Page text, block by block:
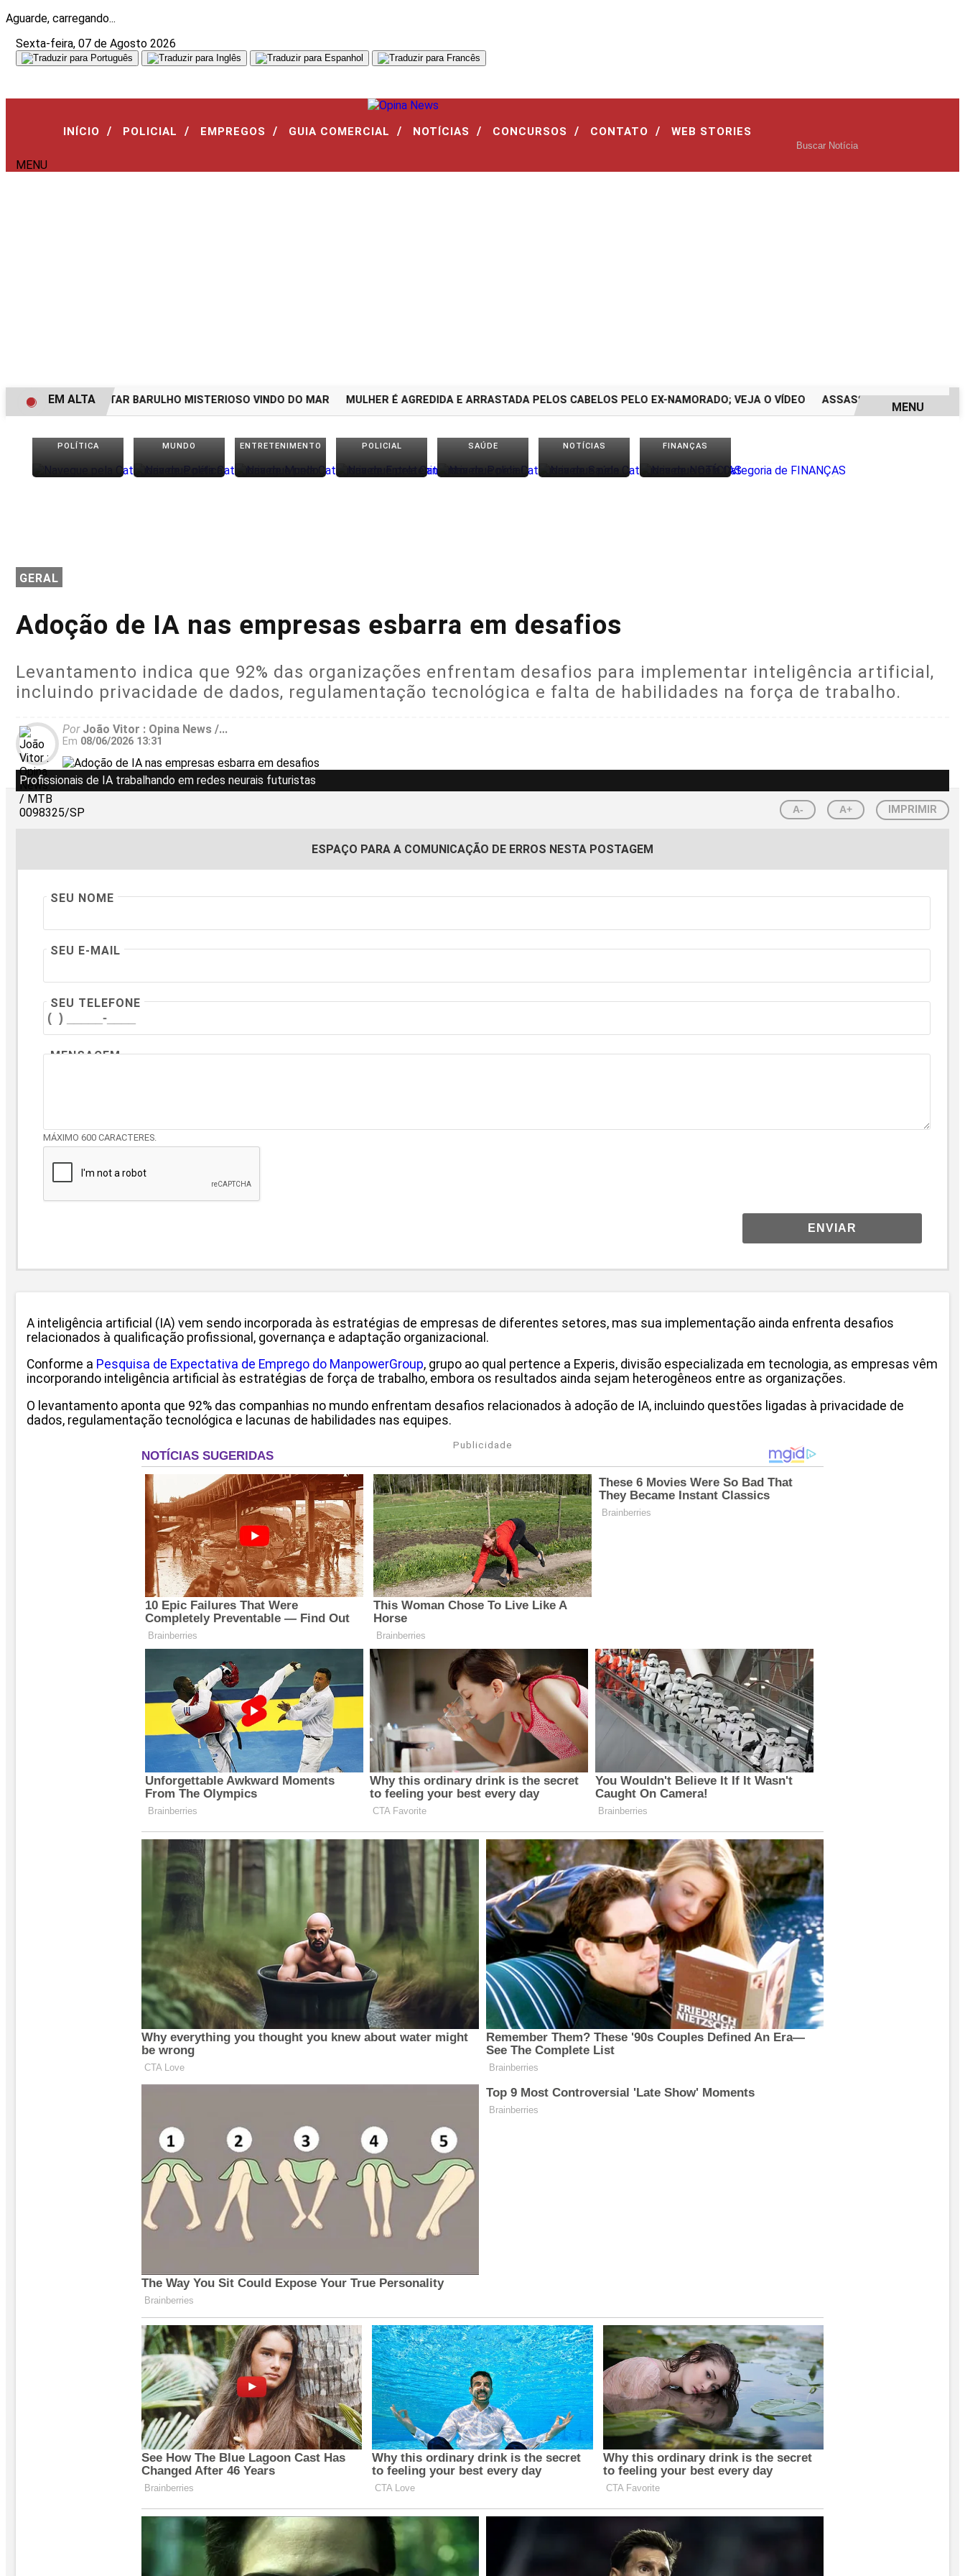
Aguarde, carregando...
Sexta-feira, 07 de Agosto 2026
INÍCIO / POLICIAL / EMPREGOS / GUIA COMERCIAL / NOTÍCIAS / CONCURSOS / CONTATO / WEB STORIES
MENU
VOLTAM A RELATAR BARULHO MISTERIOSO VINDO DO MAR MULHER É AGREDIDA E ARRASTADA PELOS CABELOS PELO EX-NAMORADO; VEJA O VÍDEO ASSASSINATO DE
EM ALTA
MENU
POLÍTICA MUNDO ENTRETENIMENTO POLICIAL SAÚDE NOTÍCIAS FINANÇAS
GERAL
Adoção de IA nas empresas esbarra em desafios
Levantamento indica que 92% das organizações enfrentam desafios para implementar inteligência artificial,
incluindo privacidade de dados, regulamentação tecnológica e falta de habilidades na força de trabalho.
PorJoão Vitor : Opina News /...
Em 08/06/2026 13:31
Profissionais de IA trabalhando em redes neurais futuristas
A- A+ IMPRIMIR
ESPAÇO PARA A COMUNICAÇÃO DE ERROS NESTA POSTAGEM
SEU NOME
SEU E-MAIL
SEU TELEFONE
MENSAGEM
MÁXIMO 600 CARACTERES.
ENVIAR
A inteligência artificial (IA) vem sendo incorporada às estratégias de empresas de diferentes setores, mas sua implementação ainda enfrenta desafios
relacionados à qualificação profissional, governança e adaptação organizacional.
Conforme a Pesquisa de Expectativa de Emprego do ManpowerGroup, grupo ao qual pertence a Experis, divisão especializada em tecnologia, as empresas vêm
incorporando inteligência artificial às estratégias de força de trabalho, embora os resultados ainda sejam heterogêneos entre as organizações.
O levantamento aponta que 92% das companhias no mundo enfrentam desafios relacionados à adoção de IA, incluindo questões ligadas à privacidade de
dados, regulamentação tecnológica e lacunas de habilidades nas equipes.
Publicidade